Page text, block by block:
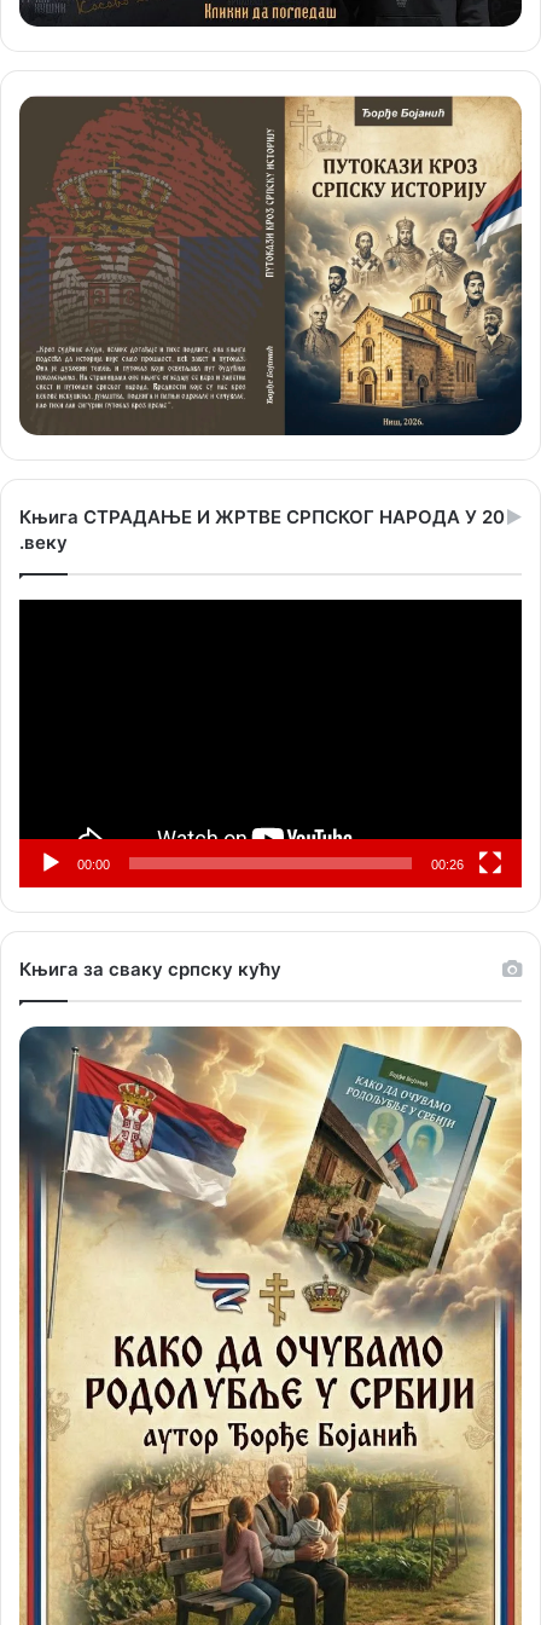
Књига СТРАДАЊЕ И ЖРТВЕ СРПСКОГ НАРОДА У 20
.веку
00:00 00:26
Књига за сваку српску кућу